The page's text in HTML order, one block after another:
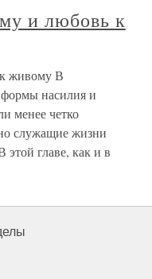
и любовь к
живому В
насилия и
менее четко
служащие жизни
главе, как и в